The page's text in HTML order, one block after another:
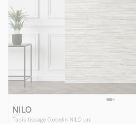
NILO
Tapis tissage Gobelin NILO uni